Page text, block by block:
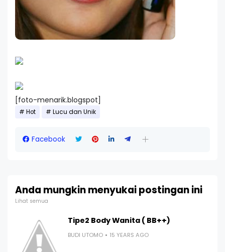
[foto-menarik.blogspot]
Hot Lucu dan Unik
Facebook
Anda mungkin menyukai postingan ini
Lihat semua
Tipe2 Body Wanita ( BB++)
BUDI UTOMO 15 YEARS AGO